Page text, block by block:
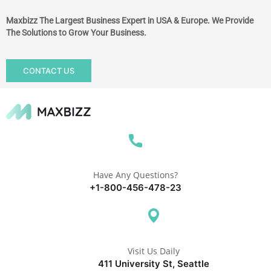
Maxbizz The Largest Business Expert in USA & Europe. We Provide
The Solutions to Grow Your Business.
CONTACT US
Have Any Questions?
+1-800-456-478-23
Visit Us Daily
411 University St, Seattle